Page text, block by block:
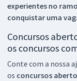
experientes no
conquistar uma
Concursos
os concursos
Conte com a nossa
os concursos